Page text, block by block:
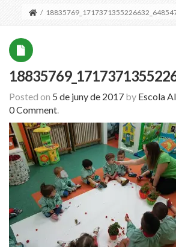
/
Posted on 5 de juny de 2017 by Escola
0 Comment.